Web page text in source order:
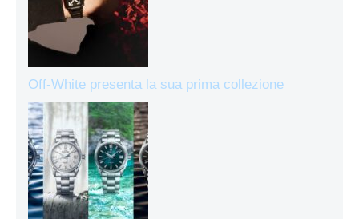
Off-White presenta la sua prima collezione